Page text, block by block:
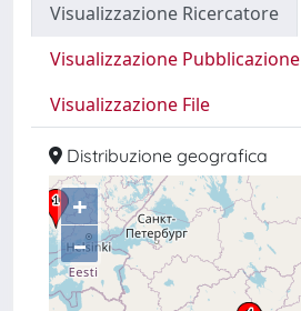
Visualizzazione Ricercatore
Visualizzazione Pubblicazione
Visualizzazione File
Distribuzione geografica
+
–